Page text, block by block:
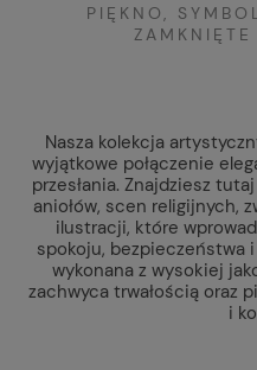
PIĘKNO,
Nasza kolekcja
wyjątkowe połączenie
przesłania. Znajdziesz
aniołów, scen religijnych,
ilustracji, które
spokoju, bezpieczeństwa i
wykonana z wysokiej
zachwyca trwałością oraz
i